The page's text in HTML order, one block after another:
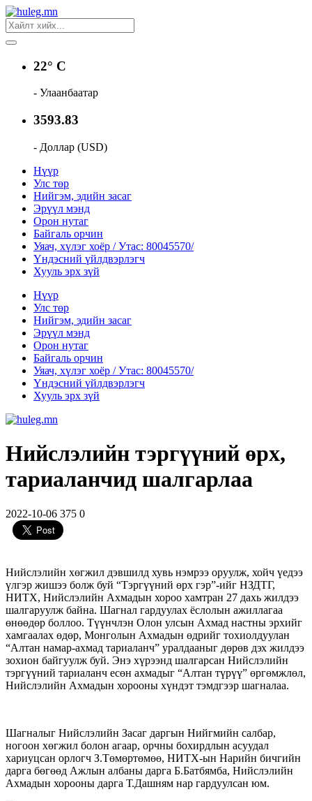
22° C
- Улаанбаатар
3593.83
- Доллар (USD)
Нүүр
Улс төр
Нийгэм, эдийн засаг
Эрүүл мэнд
Орон нутаг
Байгаль орчин
Уяач, хүлэг хоёр / Утас: 80045570/
Үндэсний үйлдвэрлэгч
Хууль эрх зүй
Нүүр
Улс төр
Нийгэм, эдийн засаг
Эрүүл мэнд
Орон нутаг
Байгаль орчин
Уяач, хүлэг хоёр / Утас: 80045570/
Үндэсний үйлдвэрлэгч
Хууль эрх зүй
Нийслэлийн тэргүүний өрх,
тариаланчид шалгарлаа
2022-10-06 375 0
Нийслэлийн хөгжил дэвшилд хувь нэмрээ оруулж, хойч үедээ
үлгэр жишээ болж буй “Тэргүүний өрх гэр”-ийг НЗДТГ,
НИТХ, Нийслэлийн Ахмадын хороо хамтран 27 дахь жилдээ
шалгаруулж байна. Шагнал гардуулах ёслолын ажиллагаа
өнөөдөр боллоо. Түүнчлэн Олон улсын Ахмад настны эрхийг
хамгаалах өдөр, Монголын Ахмадын өдрийг тохиолдуулан
“Алтан намар-ахмад тариаланч” уралдааныг дөрөв дэх жилдээ
зохион байгуулж буй. Энэ хүрээнд шалгарсан Нийслэлийн
тэргүүний тариаланч есөн ахмадыг “Алтан түрүү” өргөмжлөл,
Нийслэлийн Ахмадын хорооны хүндэт тэмдгээр шагналаа.
Шагналыг Нийслэлийн Засаг даргын Нийгмийн салбар,
ногоон хөгжил болон агаар, орчны бохирдлын асуудал
хариуцсан орлогч З.Төмөртөмөө, НИТХ-ын Нарийн бичгийн
дарга бөгөөд Ажлын албаны дарга Б.Батбямба, Нийслэлийн
Ахмадын хорооны дарга Т.Дашням нар гардуулсан юм.